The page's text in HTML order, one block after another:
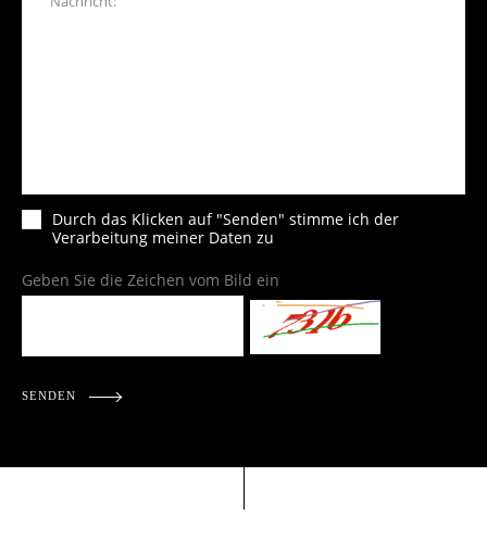
Durch das Klicken auf "Senden" stimme ich der
Verarbeitung meiner Daten zu
Geben Sie die Zeichen vom Bild ein
SENDEN